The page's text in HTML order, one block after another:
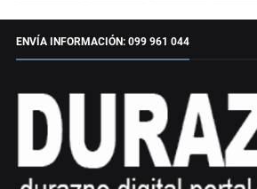
ENVÍA INFORMACIÓN: 099 961 044